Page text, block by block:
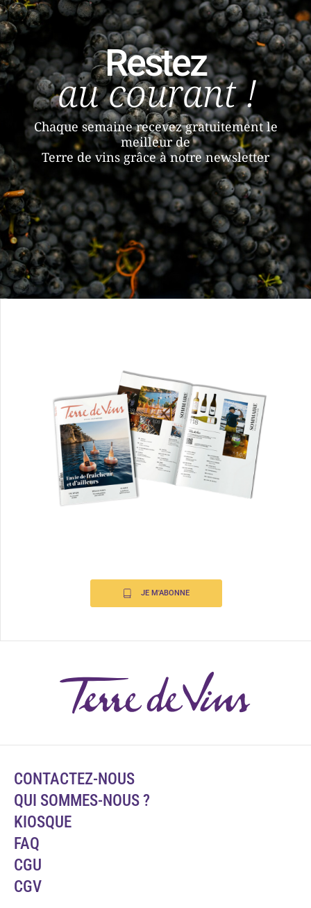
Restez
au courant !
Chaque semaine recevez gratuitement le
meilleur de
Terre de vins grâce à notre newsletter
JE M'ABONNE
CONTACTEZ-NOUS
QUI SOMMES-NOUS ?
KIOSQUE
FAQ
CGU
CGV